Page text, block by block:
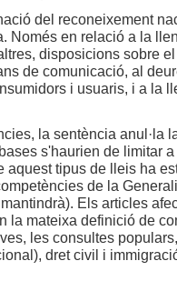
del reconeixement
Només en relació a la
disposicions sobre
de comunicació, al
i usuaris, i a la
la sentència anul·la
s'haurien de limitar
aquest tipus de lleis ha
de la
Els articles
la mateixa definició de
les consultes
dret civil i